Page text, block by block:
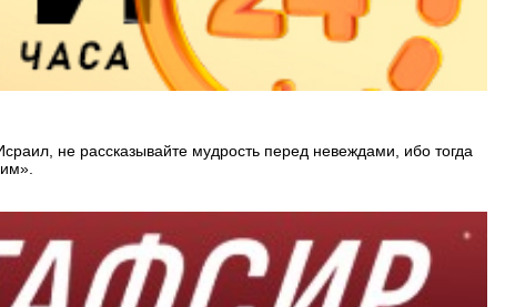
не рассказывайте мудрость перед невеждами, ибо тогда